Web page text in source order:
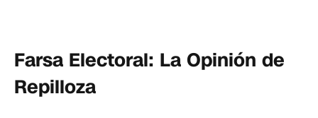
Farsa Electoral: La Opinión de
Repilloza